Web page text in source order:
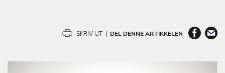
SKRIV UT | DEL DENNE ARTIKKELEN